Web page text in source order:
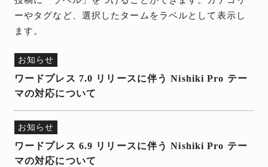
ーやタグなど、選択したタームをラベルとして表示し
ます。
お知らせ
ワードプレス 7.0 リリースに伴う Nishiki Pro テー
マの対応について
お知らせ
ワードプレス 6.9 リリースに伴う Nishiki Pro テー
マの対応について